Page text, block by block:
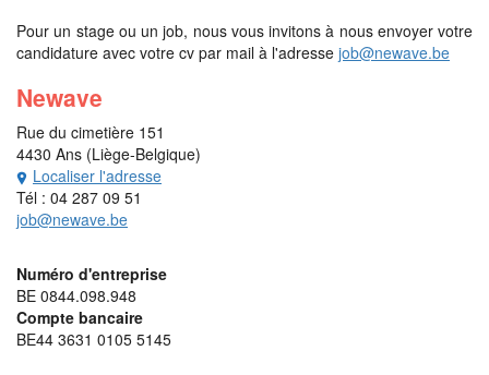
Pour un stage ou un job, nous vous invitons à nous envoyer votre
candidature avec votre cv par mail à l'adresse job@newave.be
Newave
Rue du cimetière 151
4430 Ans (Liège-Belgique)
Localiser l'adresse
Tél : 04 287 09 51
job@newave.be
Numéro d'entreprise
BE 0844.098.948
Compte bancaire
BE44 3631 0105 5145